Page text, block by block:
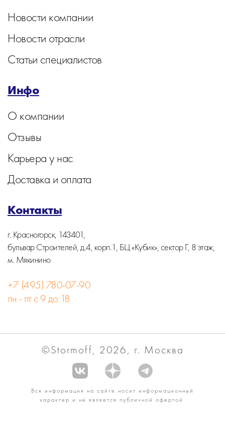
Новости компании
Новости отрасли
Статьи специалистов
Инфо
О компании
Отзывы
Карьера у нас
Доставка и оплата
Контакты
г. Красногорск, 143401,
бульвар Строителей, д.4, корп.1, БЦ «Кубик», сектор Г, 8 этаж,
м. Мякинино
+7 (495) 780-07-90
пн - пт с 9 до 18
©Stormoff, 2026, г. Москва
Вся информация на сайте носит информационный
характер и не является публичной офертой.